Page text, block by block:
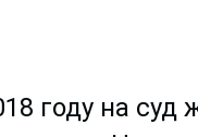
году на